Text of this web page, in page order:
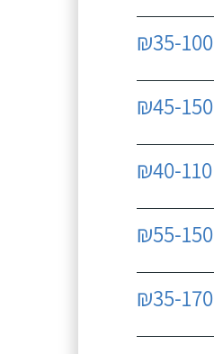
₪35-100
₪45-150
₪40-110
₪55-150
₪35-170